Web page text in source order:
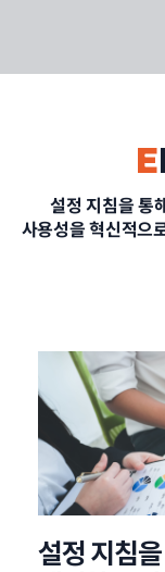
PORTFOLIO
CONTACT
정부지원사업
E
설정 지침을 통
사용성을 혁신적으
설정 지침